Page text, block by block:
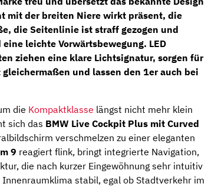
mit der breiten Niere wirkt präsent, die
die Seitenlinie ist straff gezogen und
leichte Vorwärtsbewegung. LED
ziehen eine klare Lichtsignatur, sorgen für
und lassen den 1er auch bei
die Kompaktklasse längst nicht mehr klein
sich das BMW Live Cockpit Plus mit Curved
verschmelzen zu einer eleganten
9 reagiert flink, bringt integrierte Navigation,
die nach kurzer Eingewöhnung sehr intuitiv
Innenraumklima stabil, egal ob Stadtverkehr im